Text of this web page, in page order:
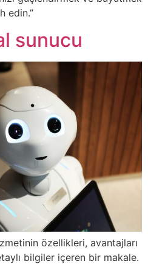
edin.”
sunucu
özellikleri, avantajları
bilgiler içeren bir makale.